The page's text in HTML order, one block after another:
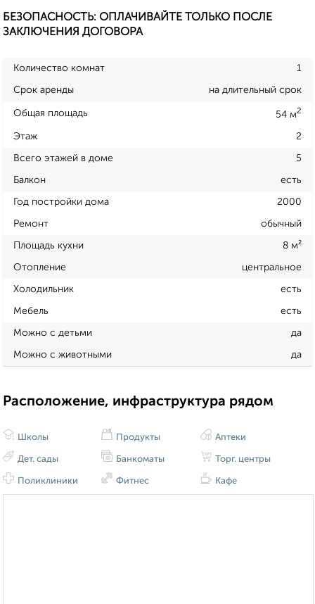
БЕЗОПАСНОСТЬ: ОПЛАЧИВАЙТЕ ТОЛЬКО ПОСЛЕ
ЗАКЛЮЧЕНИЯ ДОГОВОРА
Количество комнат 1
Срок аренды на длительный срок
Общая площадь 54 м2
Этаж 2
Всего этажей в доме 5
Балкон есть
Год постройки дома 2000
Ремонт обычный
Площадь кухни 8 м²
Отопление центральное
Холодильник есть
Мебель есть
Можно с детьми да
Можно с животными да
Расположение, инфраструктура рядом
Школы
Дет. сады
Поликлиники
Продукты
Банкоматы
Фитнес
Аптеки
Торг. центры
Кафе